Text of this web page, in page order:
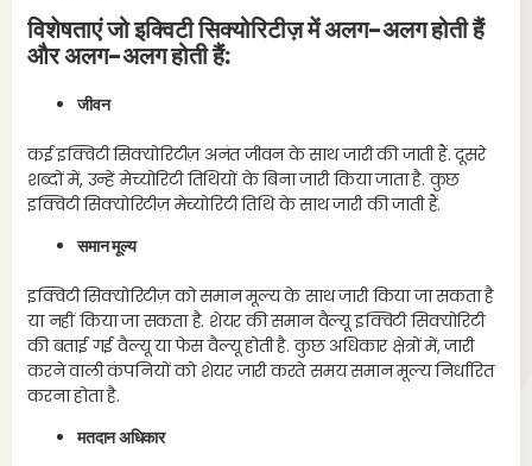
विशेषताएं जो इक्विटी सिक्योरिटीज़ में अलग-अलग होती हैं
और अलग-अलग होती हैं:
जीवन
कई इक्विटी सिक्योरिटीज़ अनंत जीवन के साथ जारी की जाती हैं. दूसरे
शब्दों में, उन्हें मेच्योरिटी तिथियों के बिना जारी किया जाता है. कुछ
इक्विटी सिक्योरिटीज़ मेच्योरिटी तिथि के साथ जारी की जाती हैं.
समान मूल्य
इक्विटी सिक्योरिटीज़ को समान मूल्य के साथ जारी किया जा सकता है
या नहीं किया जा सकता है. शेयर की समान वैल्यू इक्विटी सिक्योरिटी
की बताई गई वैल्यू या फेस वैल्यू होती है. कुछ अधिकार क्षेत्रों में, जारी
करने वाली कंपनियों को शेयर जारी करते समय समान मूल्य निर्धारित
करना होता है.
मतदान अधिकार